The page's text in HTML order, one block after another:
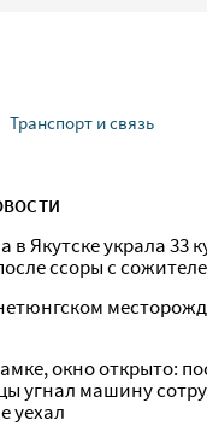
Транспорт и связь
Якутске украла 33
ссоры с
окно открыто:
угнал машину
уехал